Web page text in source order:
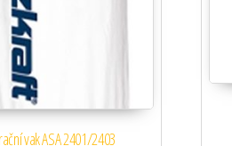
vak ASA 2401/2403